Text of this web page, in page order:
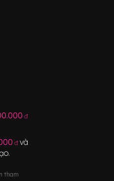
đ
đ và
.
tham